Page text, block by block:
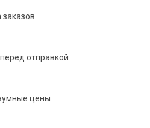
отправкой
цены